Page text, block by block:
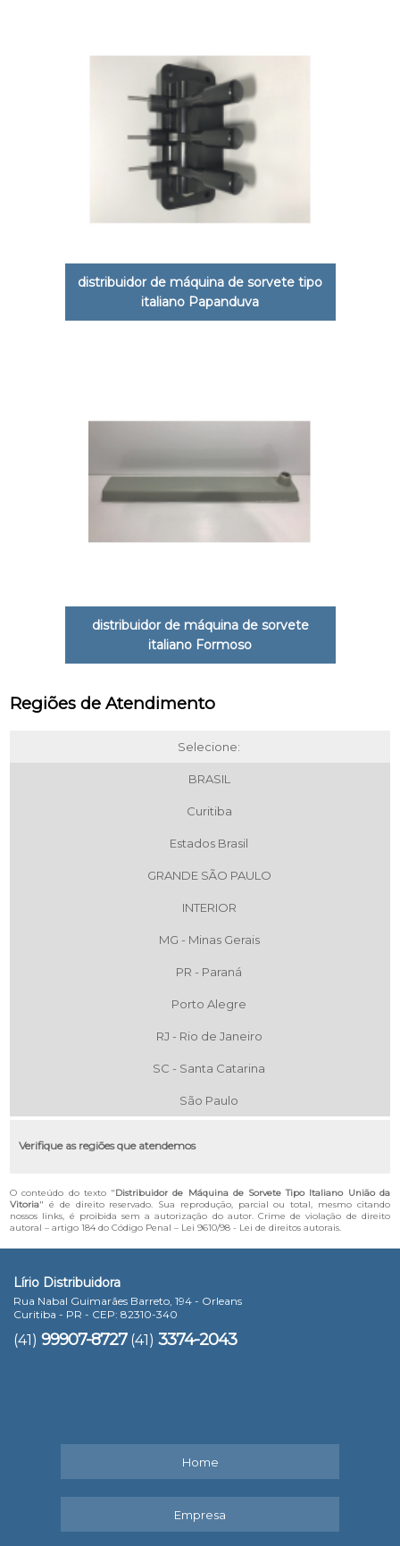
distribuidor de máquina de sorvete tipo
italiano Papanduva
distribuidor de máquina de sorvete
italiano Formoso
Regiões de Atendimento
Selecione:
BRASIL
Curitiba
Estados Brasil
GRANDE SÃO PAULO
INTERIOR
MG - Minas Gerais
PR - Paraná
Porto Alegre
RJ - Rio de Janeiro
SC - Santa Catarina
São Paulo
Verifique as regiões que atendemos
O conteúdo do texto "Distribuidor de Máquina de Sorvete Tipo Italiano União da
Vitoria" é de direito reservado. Sua reprodução, parcial ou total, mesmo citando
nossos links, é proibida sem a autorização do autor. Crime de violação de direito
autoral – artigo 184 do Código Penal – Lei 9610/98 - Lei de direitos autorais.
Lírio Distribuidora
Rua Nabal Guimarães Barreto, 194 - Orleans
Curitiba - PR - CEP: 82310-340
(41) 99907-8727 (41) 3374-2043
Home
Empresa